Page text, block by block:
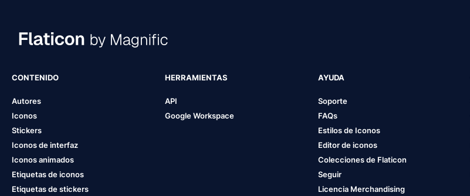
CONTENIDO
Autores
Iconos
Stickers
Iconos de interfaz
Iconos animados
Etiquetas de iconos
Etiquetas de stickers
HERRAMIENTAS
API
Google Workspace
AYUDA
Soporte
FAQs
Estilos de Iconos
Editor de iconos
Colecciones de Flaticon
Seguir
Licencia Merchandising